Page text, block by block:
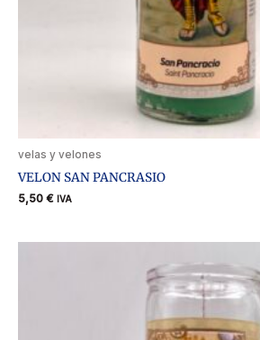
velas y velones
VELON SAN PANCRASIO
5,50 € IVA